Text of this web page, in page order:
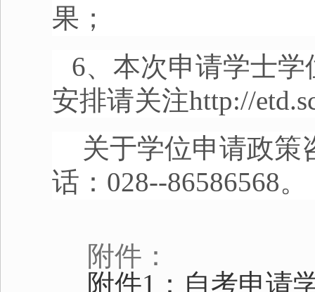
果；
6、本次申请学士
安排请关注http://
关于学位申请政策
话： 028--86586568。
附件：
附件1：自考申请